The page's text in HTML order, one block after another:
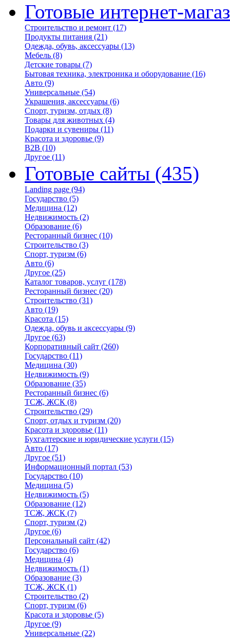
Готовые интернет-
Строительство и ремонт (17)
Продукты питания (21)
Одежда, обувь, аксессуары (13)
Мебель (8)
Детские товары (7)
Бытовая техника, электроника и оборудование (16)
Авто (9)
Универсальные (54)
Украшения, аксессуары (6)
Спорт, туризм, отдых (8)
Товары для животных (4)
Подарки и сувениры (11)
Красота и здоровье (9)
B2B (10)
Другое (11)
Готовые сайты (435)
Landing page (94)
Государство (5)
Медицина (12)
Недвижимость (2)
Образование (6)
Ресторанный бизнес (10)
Строительство (3)
Спорт, туризм (6)
Авто (6)
Другое (25)
Каталог товаров, услуг (178)
Ресторанный бизнес (20)
Строительство (31)
Авто (19)
Красота (15)
Одежда, обувь и аксессуары (9)
Другое (63)
Корпоративный сайт (260)
Государство (11)
Медицина (30)
Недвижимость (9)
Образование (35)
Ресторанный бизнес (6)
ТСЖ, ЖСК (8)
Строительство (29)
Спорт, отдых и туризм (20)
Красота и здоровье (11)
Бухгалтерские и юридические услуги (15)
Авто (17)
Другое (51)
Информационный портал (53)
Государство (10)
Медицина (5)
Недвижимость (5)
Образование (12)
ТСЖ, ЖСК (7)
Спорт, туризм (2)
Другое (6)
Персональный сайт (42)
Государство (6)
Медицина (4)
Недвижимость (1)
Образование (3)
ТСЖ, ЖСК (1)
Строительство (2)
Спорт, туризм (6)
Красота и здоровье (5)
Другое (9)
Универсальные (22)